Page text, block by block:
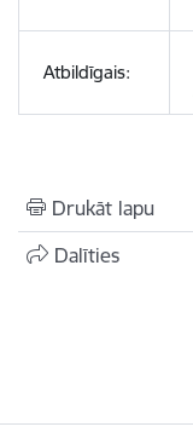
Atbildīgais:
Drukāt lapu
Dalīties